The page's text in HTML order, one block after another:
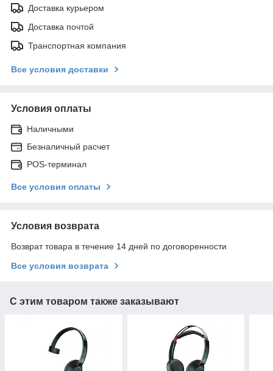
Доставка курьером
Доставка почтой
Транспортная компания
Все условия доставки
Условия оплаты
Наличными
Безналичный расчет
POS-терминал
Все условия оплаты
Условия возврата
Возврат товара в течение 14 дней по договоренности
Все условия возврата
С этим товаром также заказывают